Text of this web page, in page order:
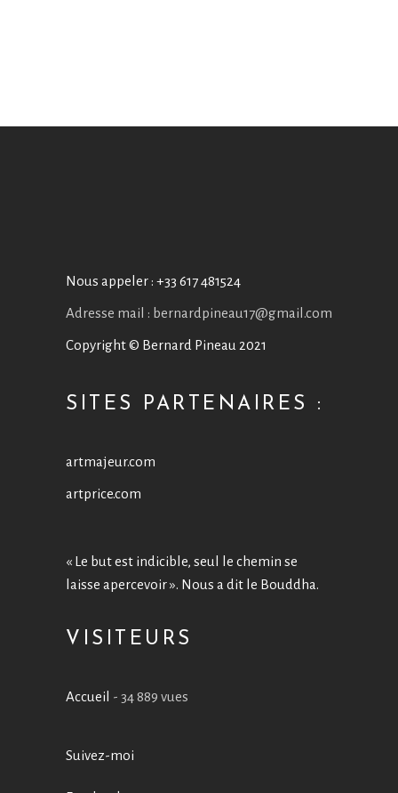
Nous appeler : +33 617 481524
Adresse mail : bernardpineau17@gmail.com
Copyright © Bernard Pineau 2021
SITES PARTENAIRES :
artmajeur.com
artprice.com
« Le but est indicible, seul le chemin se
laisse apercevoir ». Nous a dit le Bouddha.
VISITEURS
Accueil - 34 889 vues
Suivez-moi